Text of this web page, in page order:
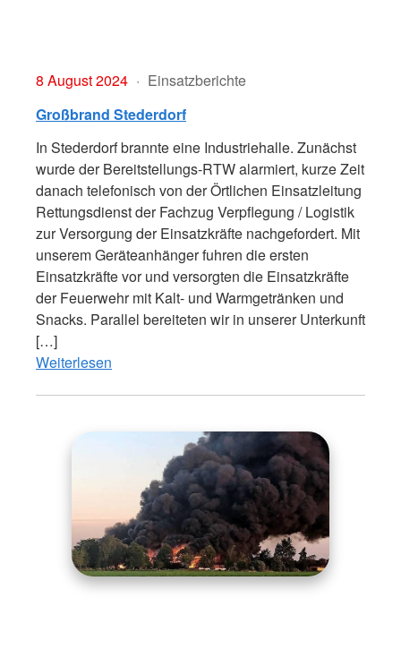
8 August 2024
Einsatzberichte
Großbrand Stederdorf
In Stederdorf brannte eine Industriehalle. Zunächst
wurde der Bereitstellungs-RTW alarmiert, kurze Zeit
danach telefonisch von der Örtlichen Einsatzleitung
Rettungsdienst der Fachzug Verpflegung / Logistik
zur Versorgung der Einsatzkräfte nachgefordert. Mit
unserem Geräteanhänger fuhren die ersten
Einsatzkräfte vor und versorgten die Einsatzkräfte
der Feuerwehr mit Kalt- und Warmgetränken und
Snacks. Parallel bereiteten wir in unserer Unterkunft
[…]
Weiterlesen